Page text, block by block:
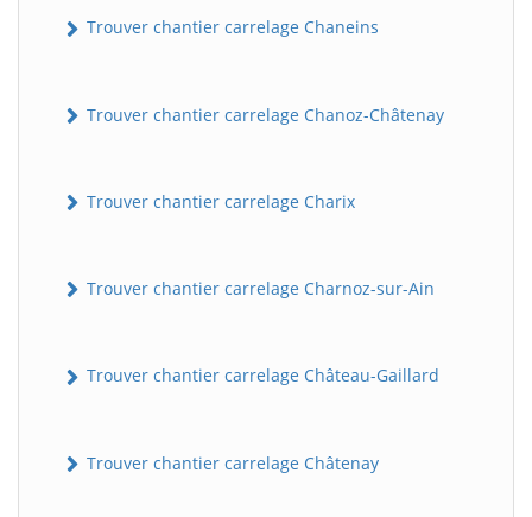
Trouver chantier carrelage Chaneins
Trouver chantier carrelage Chanoz-Châtenay
Trouver chantier carrelage Charix
Trouver chantier carrelage Charnoz-sur-Ain
Trouver chantier carrelage Château-Gaillard
Trouver chantier carrelage Châtenay